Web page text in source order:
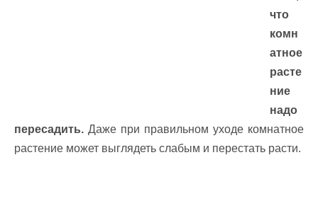
что
комн
атное
расте
ние
надо
пересадить. Даже при правильном уходе комнатное
растение может выглядеть слабым и перестать расти.